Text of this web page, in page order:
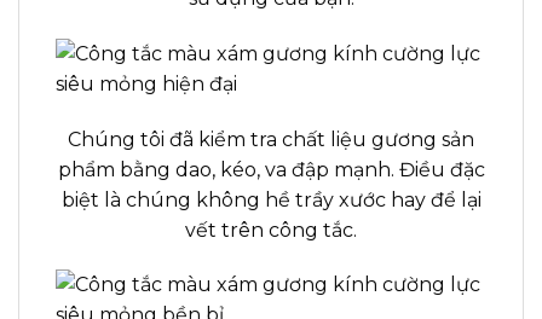
Chúng tôi đã kiểm tra chất liệu gương sản
phẩm bằng dao, kéo, va đập mạnh. Điều đặc
biệt là chúng không hề trầy xước hay để lại
vết trên công tắc.